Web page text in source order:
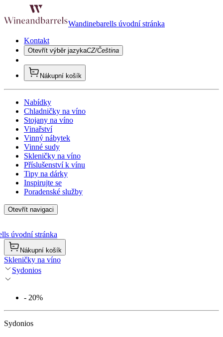
Wandinebarells úvodní stránka
Kontakt
Otevřít výběr jazykaCZ/Čeština
Nákupní košík
Nabídky
Chladničky na víno
Stojany na víno
Vinařství
Vinný nábytek
Vinné sudy
Skleničky na víno
Příslušenství k vínu
Tipy na dárky
Inspirujte se
Poradenské služby
Otevřít navigaci
úvodní stránka
Nákupní košík
Skleničky na víno
Sydonios
- 20%
Sydonios